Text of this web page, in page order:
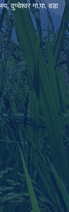
दुप्चेश्वर गा.पा. वडा